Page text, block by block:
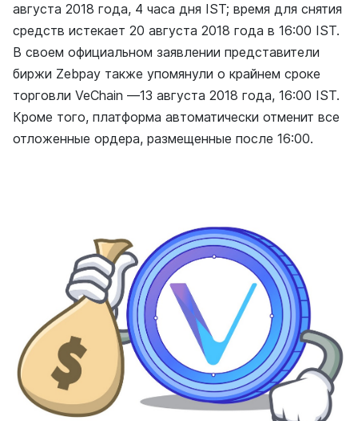
августа 2018 года, 4 часа дня IST; время для снятия
средств истекает 20 августа 2018 года в 16:00 IST.
В своем официальном заявлении представители
биржи Zebpay также упомянули о крайнем сроке
торговли VeChain —13 августа 2018 года, 16:00 IST.
Кроме того, платформа автоматически отменит все
отложенные ордера, размещенные после 16:00.